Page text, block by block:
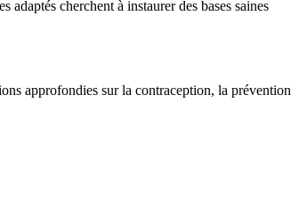
adaptés cherchent à instaurer des bases saines
approfondies sur la contraception, la prévention